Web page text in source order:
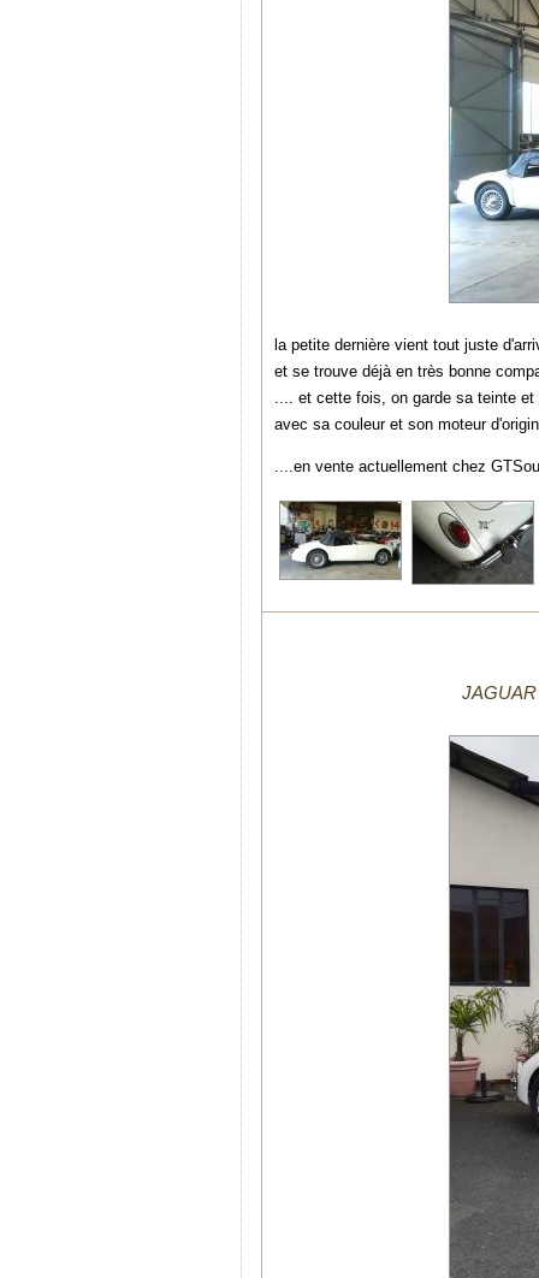
la petite dernière vient tout juste
et se trouve déjà en très bonne
.... et cette fois, on garde sa teinte
avec sa couleur et son moteur
....en vente actuellement chez